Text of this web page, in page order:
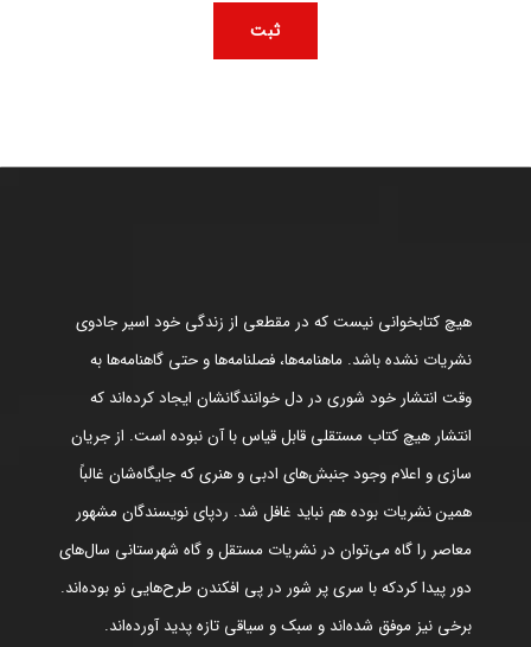
هیچ کتابخوانی نیست که در مقطعی از زندگی خود اسیر جادوی
نشریات نشده باشد. ماهنامه‌ها، فصلنامه‌ها و حتی گاهنامه‌ها به
وقت انتشار خود شوری در دل خوانندگانشان ایجاد کرده‌اند که
انتشار هیچ کتاب مستقلی قابل قیاس با آن نبوده است. از جریان
سازی و اعلام وجود جنبش‌های ادبی و هنری که جایگاه‌شان غالباً
همین نشریات بوده هم نباید غافل شد. ردپای نویسندگان مشهور
معاصر را گاه می‌توان در نشریات مستقل و گاه شهرستانی سال‌های
دور پیدا کردکه با سری پر شور در پی افکندن طرح‌هایی نو بوده‌اند.
برخی نیز موفق شده‌اند و سبک و سیاقی تازه پدید آورده‌اند.